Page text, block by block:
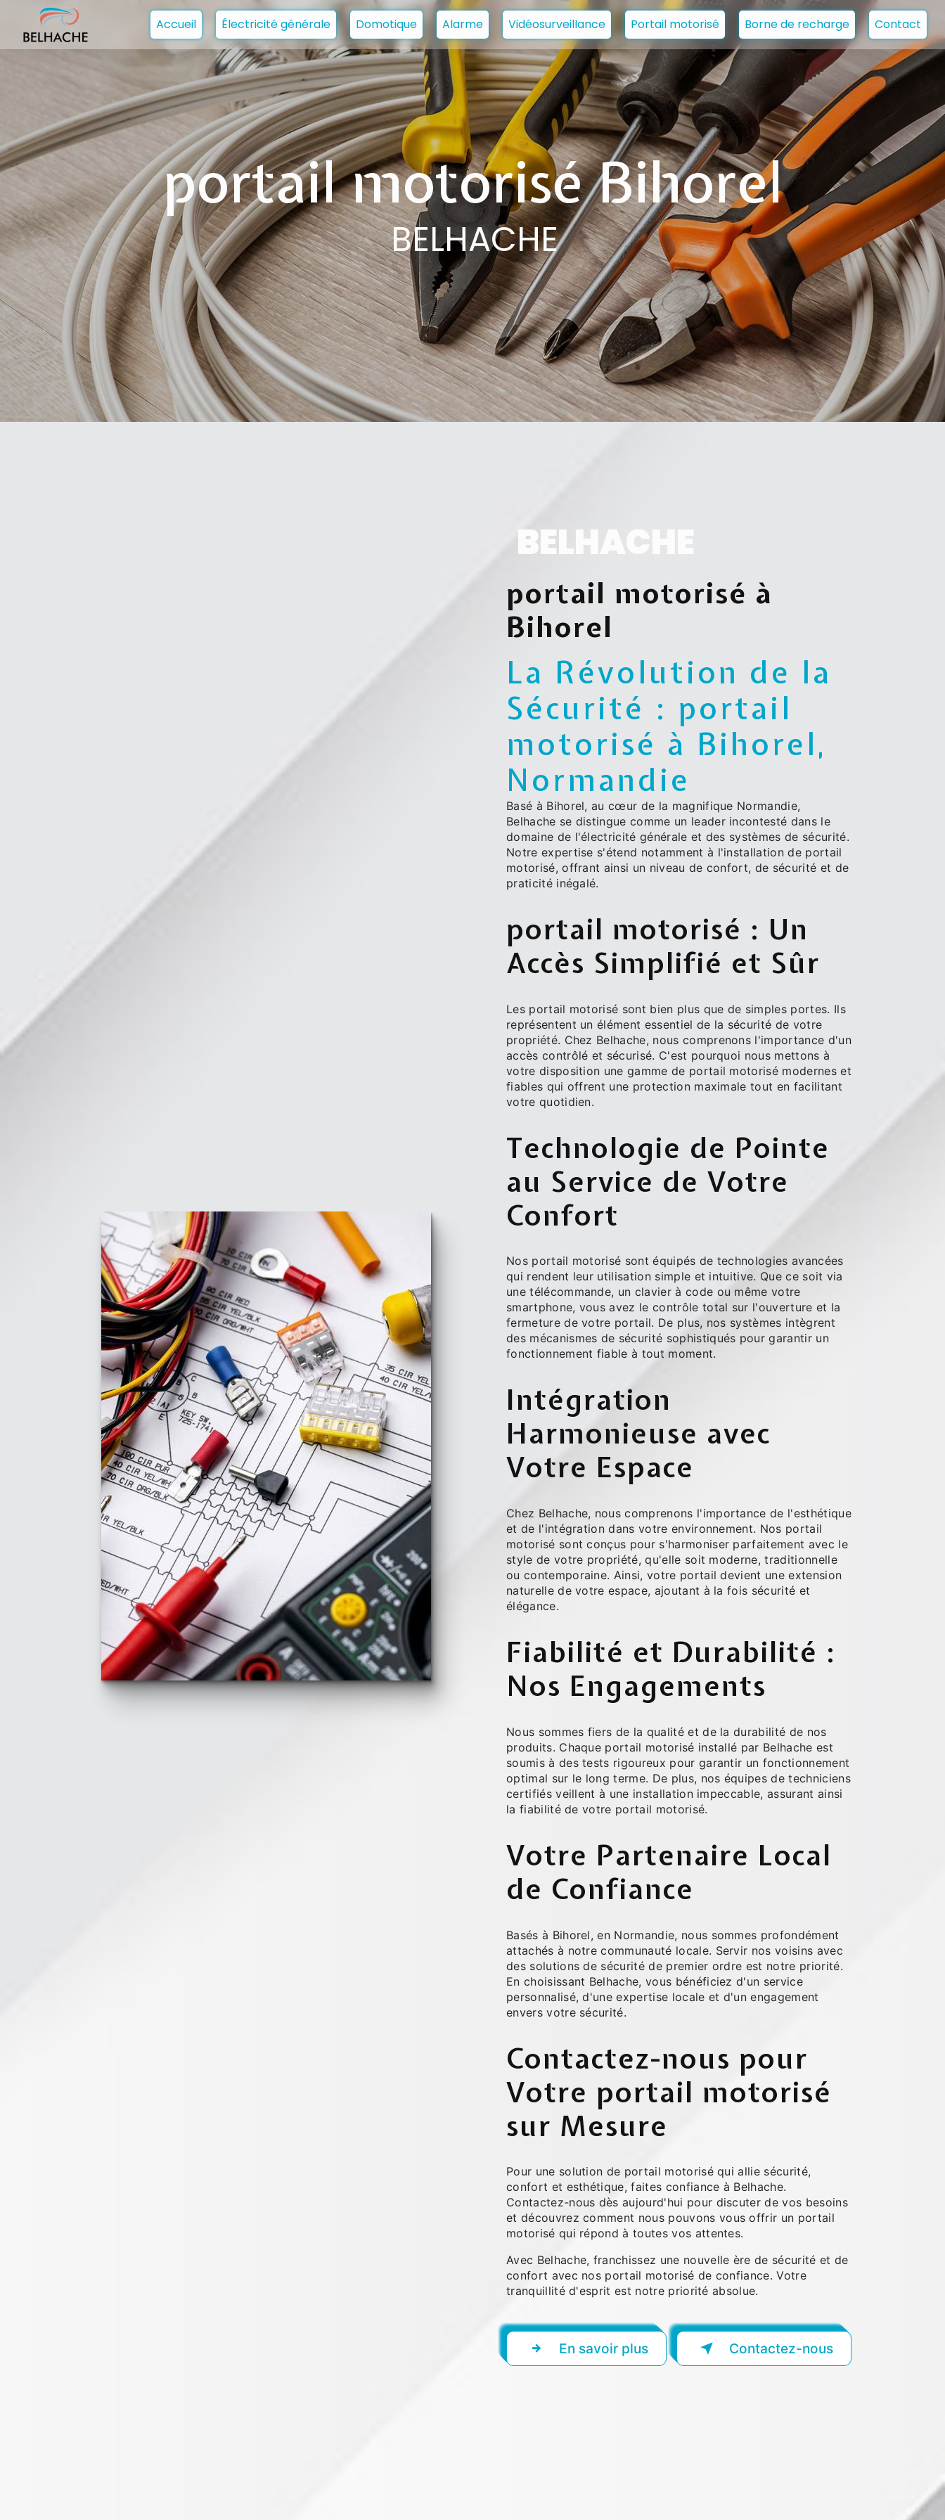
Accueil Électricité générale Domotique Alarme Vidéosurveillance Portail motorisé Borne de recharge Contact
portail motorisé Bihorel
BELHACHE
BELHACHE
portail motorisé à
Bihorel
La Révolution de la
Sécurité : portail
motorisé à Bihorel,
Normandie
Basé à Bihorel, au cœur de la magnifique Normandie,
Belhache se distingue comme un leader incontesté dans le
domaine de l'électricité générale et des systèmes de sécurité.
Notre expertise s'étend notamment à l'installation de portail
motorisé, offrant ainsi un niveau de confort, de sécurité et de
praticité inégalé.
portail motorisé : Un
Accès Simplifié et Sûr
Les portail motorisé sont bien plus que de simples portes. Ils
représentent un élément essentiel de la sécurité de votre
propriété. Chez Belhache, nous comprenons l'importance d'un
accès contrôlé et sécurisé. C'est pourquoi nous mettons à
votre disposition une gamme de portail motorisé modernes et
fiables qui offrent une protection maximale tout en facilitant
votre quotidien.
Technologie de Pointe
au Service de Votre
Confort
Nos portail motorisé sont équipés de technologies avancées
qui rendent leur utilisation simple et intuitive. Que ce soit via
une télécommande, un clavier à code ou même votre
smartphone, vous avez le contrôle total sur l'ouverture et la
fermeture de votre portail. De plus, nos systèmes intègrent
des mécanismes de sécurité sophistiqués pour garantir un
fonctionnement fiable à tout moment.
Intégration
Harmonieuse avec
Votre Espace
Chez Belhache, nous comprenons l'importance de l'esthétique
et de l'intégration dans votre environnement. Nos portail
motorisé sont conçus pour s'harmoniser parfaitement avec le
style de votre propriété, qu'elle soit moderne, traditionnelle
ou contemporaine. Ainsi, votre portail devient une extension
naturelle de votre espace, ajoutant à la fois sécurité et
élégance.
Fiabilité et Durabilité :
Nos Engagements
Nous sommes fiers de la qualité et de la durabilité de nos
produits. Chaque portail motorisé installé par Belhache est
soumis à des tests rigoureux pour garantir un fonctionnement
optimal sur le long terme. De plus, nos équipes de techniciens
certifiés veillent à une installation impeccable, assurant ainsi
la fiabilité de votre portail motorisé.
Votre Partenaire Local
de Confiance
Basés à Bihorel, en Normandie, nous sommes profondément
attachés à notre communauté locale. Servir nos voisins avec
des solutions de sécurité de premier ordre est notre priorité.
En choisissant Belhache, vous bénéficiez d'un service
personnalisé, d'une expertise locale et d'un engagement
envers votre sécurité.
Contactez-nous pour
Votre portail motorisé
sur Mesure
Pour une solution de portail motorisé qui allie sécurité,
confort et esthétique, faites confiance à Belhache.
Contactez-nous dès aujourd'hui pour discuter de vos besoins
et découvrez comment nous pouvons vous offrir un portail
motorisé qui répond à toutes vos attentes.
Avec Belhache, franchissez une nouvelle ère de sécurité et de
confort avec nos portail motorisé de confiance. Votre
tranquillité d'esprit est notre priorité absolue.
En savoir plus Contactez-nous
Panneau de gestion des cookies